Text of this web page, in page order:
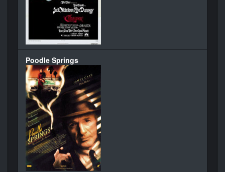
Poodle Springs